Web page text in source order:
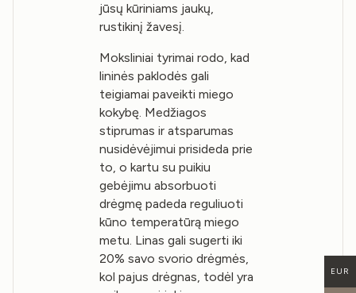
jūsų kūriniams jaukų,
rustikinį žavesį.
Moksliniai tyrimai rodo, kad
lininės paklodės gali
teigiamai paveikti miego
kokybę. Medžiagos
stiprumas ir atsparumas
nusidėvėjimui prisideda prie
to, o kartu su puikiu
gebėjimu absorbuoti
drėgmę padeda reguliuoti
kūno temperatūrą miego
metu. Linas gali sugerti iki
20% savo svorio drėgmės,
kol pajus drėgnas, todėl yra
EUR